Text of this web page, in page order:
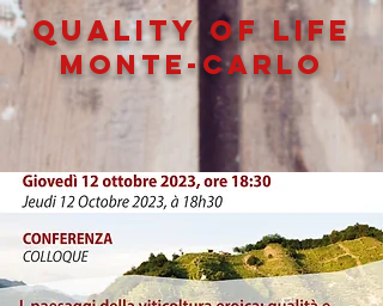
QUALITY OF LIFe
MONTE-CARLO